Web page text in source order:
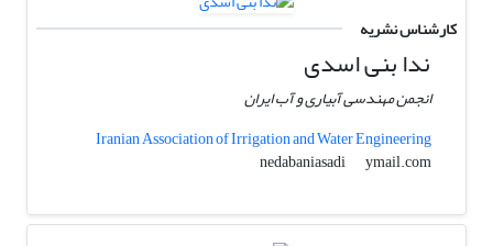
کارشناس نشریه
ندا بنی اسدی
انجمن مهندسی آبیاری و آب ایران
Iranian Association of Irrigation and Water Engineering
nedabaniasadi
ymail.com